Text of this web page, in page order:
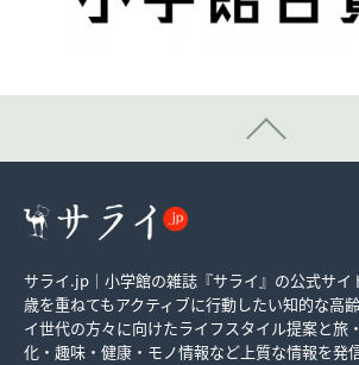
サライ.jp｜小学館の雑誌『サライ』の公式サイ
歳を重ねてもアクティブに行動したい知的な高
イ世代の方々に向けたライフスタイル提案と旅
化・趣味・健康・モノ情報など上質な情報を発